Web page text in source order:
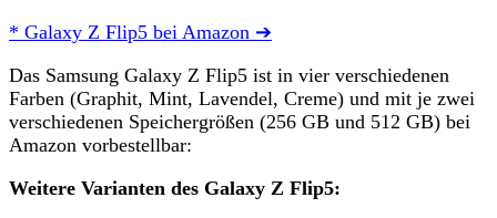
* Galaxy Z Flip5 bei Amazon ➔
Das Samsung Galaxy Z Flip5 ist in vier verschiedenen
Farben (Graphit, Mint, Lavendel, Creme) und mit je zwei
verschiedenen Speichergrößen (256 GB und 512 GB) bei
Amazon vorbestellbar:
Weitere Varianten des Galaxy Z Flip5: